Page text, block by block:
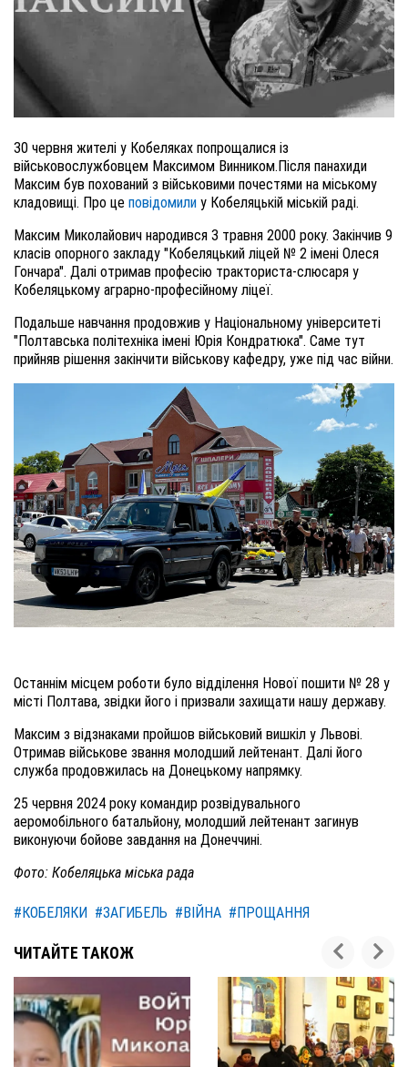
30 червня жителі у Кобеляках попрощалися із
військовослужбовцем Максимом Винником.Після панахиди
Максим був похований з військовими почестями на міському
кладовищі. Про це повідомили у Кобеляцькій міській раді.
Максим Миколайович народився 3 травня 2000 року. Закінчив 9
класів опорного закладу "Кобеляцький ліцей № 2 імені Олеся
Гончара". Далі отримав професію тракториста-слюсаря у
Кобеляцькому аграрно-професійному ліцеї.
Подальше навчання продовжив у Національному університеті
"Полтавська політехніка імені Юрія Кондратюка". Саме тут
прийняв рішення закінчити військову кафедру, уже під час війни.
Останнім місцем роботи було відділення Нової пошити № 28 у
місті Полтава, звідки його і призвали захищати нашу державу.
Максим з відзнаками пройшов військовий вишкіл у Львові.
Отримав військове звання молодший лейтенант. Далі його
служба продовжилась на Донецькому напрямку.
25 червня 2024 року командир розвідувального
аеромобільного батальйону, молодший лейтенант загинув
виконуючи бойове завдання на Донеччині.
Фото: Кобеляцька міська рада
#КОБЕЛЯКИ #ЗАГИБЕЛЬ #ВІЙНА #ПРОЩАННЯ
ЧИТАЙТЕ ТАКОЖ